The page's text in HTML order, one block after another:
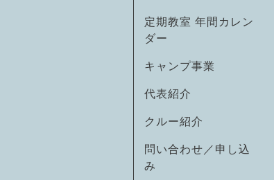
定期教室 年間カレン
ダー
キャンプ事業
代表紹介
クルー紹介
問い合わせ／申し込
み